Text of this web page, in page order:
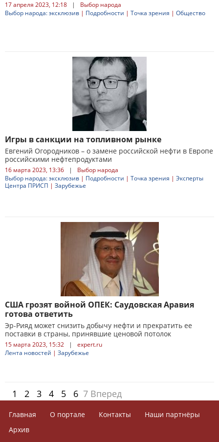
17 апреля 2023, 12:18 |
Выбор народа
Выбор народа: эксклюзив | Подробности | Точка зрения | Общество
Игры в санкции на топливном рынке
Евгений Огородников – о замене российской нефти в Европе
российскими нефтепродуктами
16 марта 2023, 13:36 |
Выбор народа
Выбор народа: эксклюзив | Подробности | Точка зрения | Эксперты
Центра ПРИСП | Зарубежье
США грозят войной ОПЕК: Саудовская Аравия
готова ответить
Эр-Рияд может снизить добычу нефти и прекратить ее
поставки в страны, принявшие ценовой потолок
15 марта 2023, 15:32 |
expert.ru
Лента новостей | Зарубежье
1 2 3 4 5 6 7 Вперед
Главная О портале Контакты
Наши партнёры
Архив